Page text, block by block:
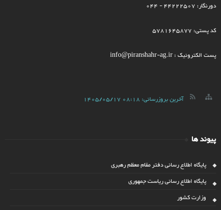
دورنگار: 44222507 - 044
کد پستی: 5781645877
پست الکترونیک : info@piranshahr-ag.ir
آخرین بروزرسانی: 1405/05/17 08:18
پیوند ها
پایگاه اطلاع رسانی دفتر مقام معظم رهبری
پایگاه اطلاع رسانی ریاست جمهوری
وزارت کشور